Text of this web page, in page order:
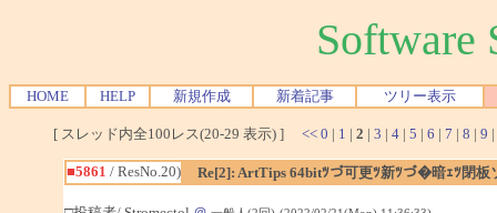
Software
HOME HELP 新規作成 新着記事 ツリー表示
[ スレッド内全100レス(20-29 表示) ] << 0 | 1 | 2 | 3 | 4 | 5 | 6 | 7 | 8 | 9 |
■5861 / ResNo.20) Re[2]: ArtTips 64bitﾂづ可更ﾂ新ﾂづ�暗ｪﾂ閉